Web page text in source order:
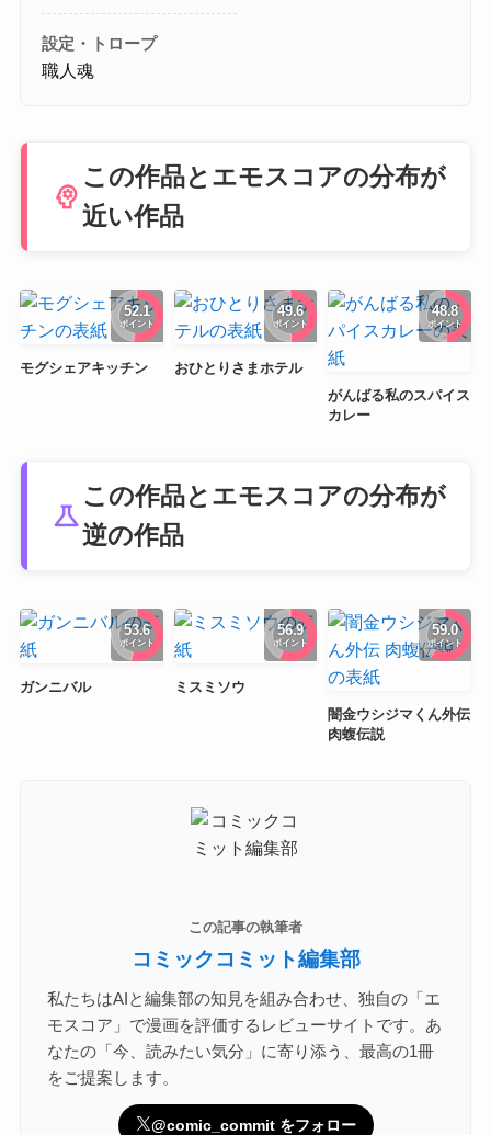
設定・トロープ
職人魂
psychology
この作品とエモスコアの分布が
近い作品
52.1
ポイント
モグシェアキッチン
49.6
ポイント
おひとりさまホテル
48.8
ポイント
がんばる私のスパイス
カレー
science
この作品とエモスコアの分布が
逆の作品
53.6
ポイント
ガンニバル
56.9
ポイント
ミスミソウ
59.0
ポイント
闇金ウシジマくん外伝
肉蝮伝説
この記事の執筆者
コミックコミット編集部
私たちはAIと編集部の知見を組み合わせ、独自の「エ
モスコア」で漫画を評価するレビューサイトです。あ
なたの「今、読みたい気分」に寄り添う、最高の1冊
をご提案します。
@comic_commit をフォロー